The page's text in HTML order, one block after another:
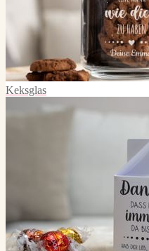
Keksglas